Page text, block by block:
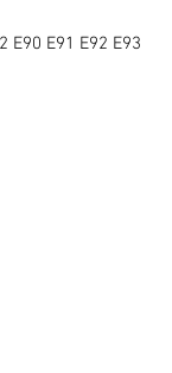
E90 E91 E92 E93